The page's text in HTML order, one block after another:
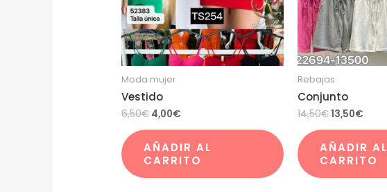
Moda mujer
Vestido
6,50€ 4,00€
AÑADIR AL
CARRITO
Rebajas
Conjunto
14,50€13,50€
AÑADIR AL
CARRITO